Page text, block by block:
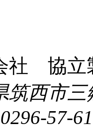
社 協立
筑西市三
57-